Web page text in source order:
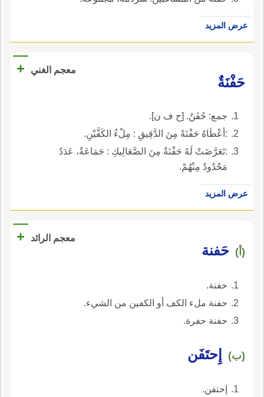
عرض المزيد
معجم الغني
+
حَفْنَةٌ
جمع: حُفَنٌ. [ح ف ن].
:أعْطَاهُ حَفْنَةً مِنَ الدَّقِيقِ : مِلْءُ الكَفَّيْنِ.
:تَعَرَّضَتْ لَهُ حَفْنَةٌ مِنَ الصَّعَالِيكِ : جَمَاعَةٌ، عَدَدٌ
مَحْدُودٌ مِنْهُمْ.
عرض المزيد
معجم الرائد +
(أ) حَفنة
حفنة.
حفنة ملء الكف أو الكفين من الشيء.
حفنة حفرة.
(ب) إِحتَفَن
إحتفن.